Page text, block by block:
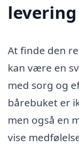
At finde den
kan være en
med sorg og
bårebuket er
men også en
vise